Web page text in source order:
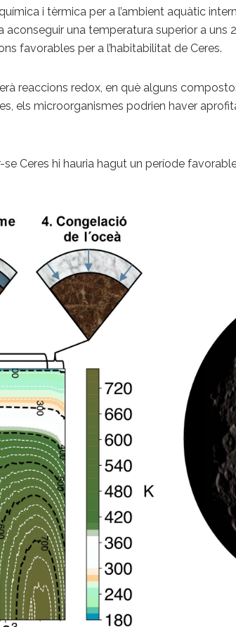
i tèrmica per a l’ambient aquàtic
una temperatura superior a uns
favorables per a l’habitabilitat de Ceres.
reaccions redox, en què alguns
els microorganismes podrien haver
Ceres hi hauria hagut un període